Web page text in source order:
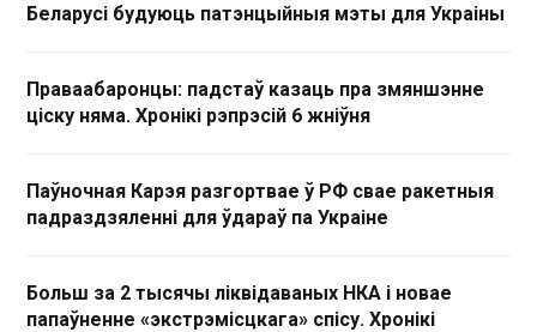
Беларусі будуюць патэнцыйныя мэты для Украіны
Праваабаронцы: падстаў казаць пра змяншэнне
ціску няма. Хронікі рэпрэсій 6 жніўня
Паўночная Карэя разгортвае ў РФ свае ракетныя
падраздзяленні для ўдараў па Украіне
Больш за 2 тысячы ліквідаваных НКА і новае
папаўненне «экстрэмісцкага» спісу. Хронікі